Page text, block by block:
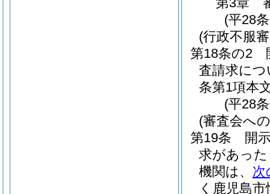
(平28
(行政不服
第18条の2
査請求に
条第1項本
(平28
(審査会へ
第19条
開
求があっ
機関は、 次
く鹿児島